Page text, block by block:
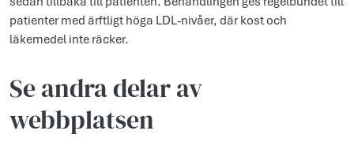
patienter med ärftligt höga LDL-nivåer, där kost och
läkemedel inte räcker.
Se andra delar av
webbplatsen